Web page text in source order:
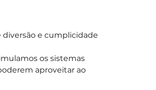
diversão e cumplicidade
os sistemas
aproveitar ao